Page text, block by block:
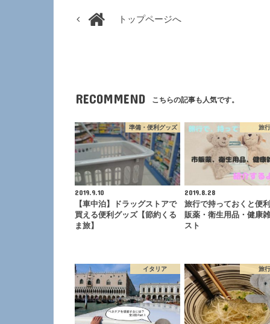
トップページへ
RECOMMEND こちらの記事も人気です。
準備・便利グッズ
2019.9.10
【車中泊】ドラッグストアで
買える便利グッズ【節約くる
ま旅】
旅
2019.8.28
旅行で持っておくと便
販薬・衛生用品・健康
スト
イタリア 旅